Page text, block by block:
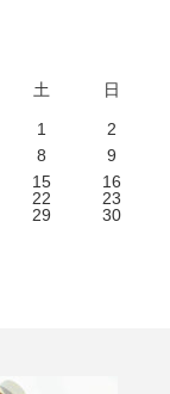
土 日
1
2
8
9
15
16
22
23
29
30